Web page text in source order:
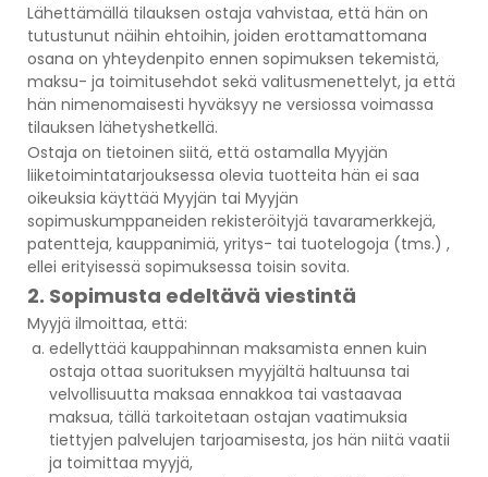
Lähettämällä tilauksen ostaja vahvistaa, että hän on
tutustunut näihin ehtoihin, joiden erottamattomana
osana on yhteydenpito ennen sopimuksen tekemistä,
maksu- ja toimitusehdot sekä valitusmenettelyt, ja että
hän nimenomaisesti hyväksyy ne versiossa voimassa
tilauksen lähetyshetkellä.
Ostaja on tietoinen siitä, että ostamalla Myyjän
liiketoimintatarjouksessa olevia tuotteita hän ei saa
oikeuksia käyttää Myyjän tai Myyjän
sopimuskumppaneiden rekisteröityjä tavaramerkkejä,
patentteja, kauppanimiä, yritys- tai tuotelogoja (tms.) ,
ellei erityisessä sopimuksessa toisin sovita.
2. Sopimusta edeltävä viestintä
Myyjä ilmoittaa, että:
edellyttää kauppahinnan maksamista ennen kuin
ostaja ottaa suorituksen myyjältä haltuunsa tai
velvollisuutta maksaa ennakkoa tai vastaavaa
maksua, tällä tarkoitetaan ostajan vaatimuksia
tiettyjen palvelujen tarjoamisesta, jos hän niitä vaatii
ja toimittaa myyjä,